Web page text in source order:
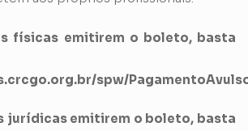
físicas emitirem o boleto, basta
spw/
jurídicas emitirem o boleto, basta